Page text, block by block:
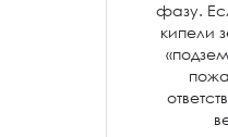
фазу.
кипели